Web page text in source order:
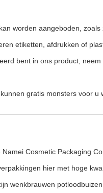
worden aangeboden,
etiketten, afdrukken of
bent in ons product, neem
gratis monsters voor u
Namei Cosmetic Packaging
hier met hoge
wenkbrauwen